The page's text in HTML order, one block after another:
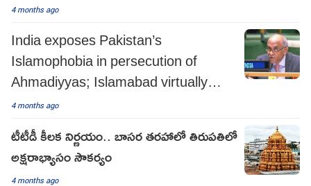
4 months ago
India exposes Pakistan’s
Islamophobia in persecution of
Ahmadiyyas; Islamabad virtually
admits it
4 months ago
టీటీడీ కీలక నిర్ణయం.. బాసర తరహాలో తిరుపతిలో
అక్షరాభ్యాసం సౌకర్యం
4 months ago